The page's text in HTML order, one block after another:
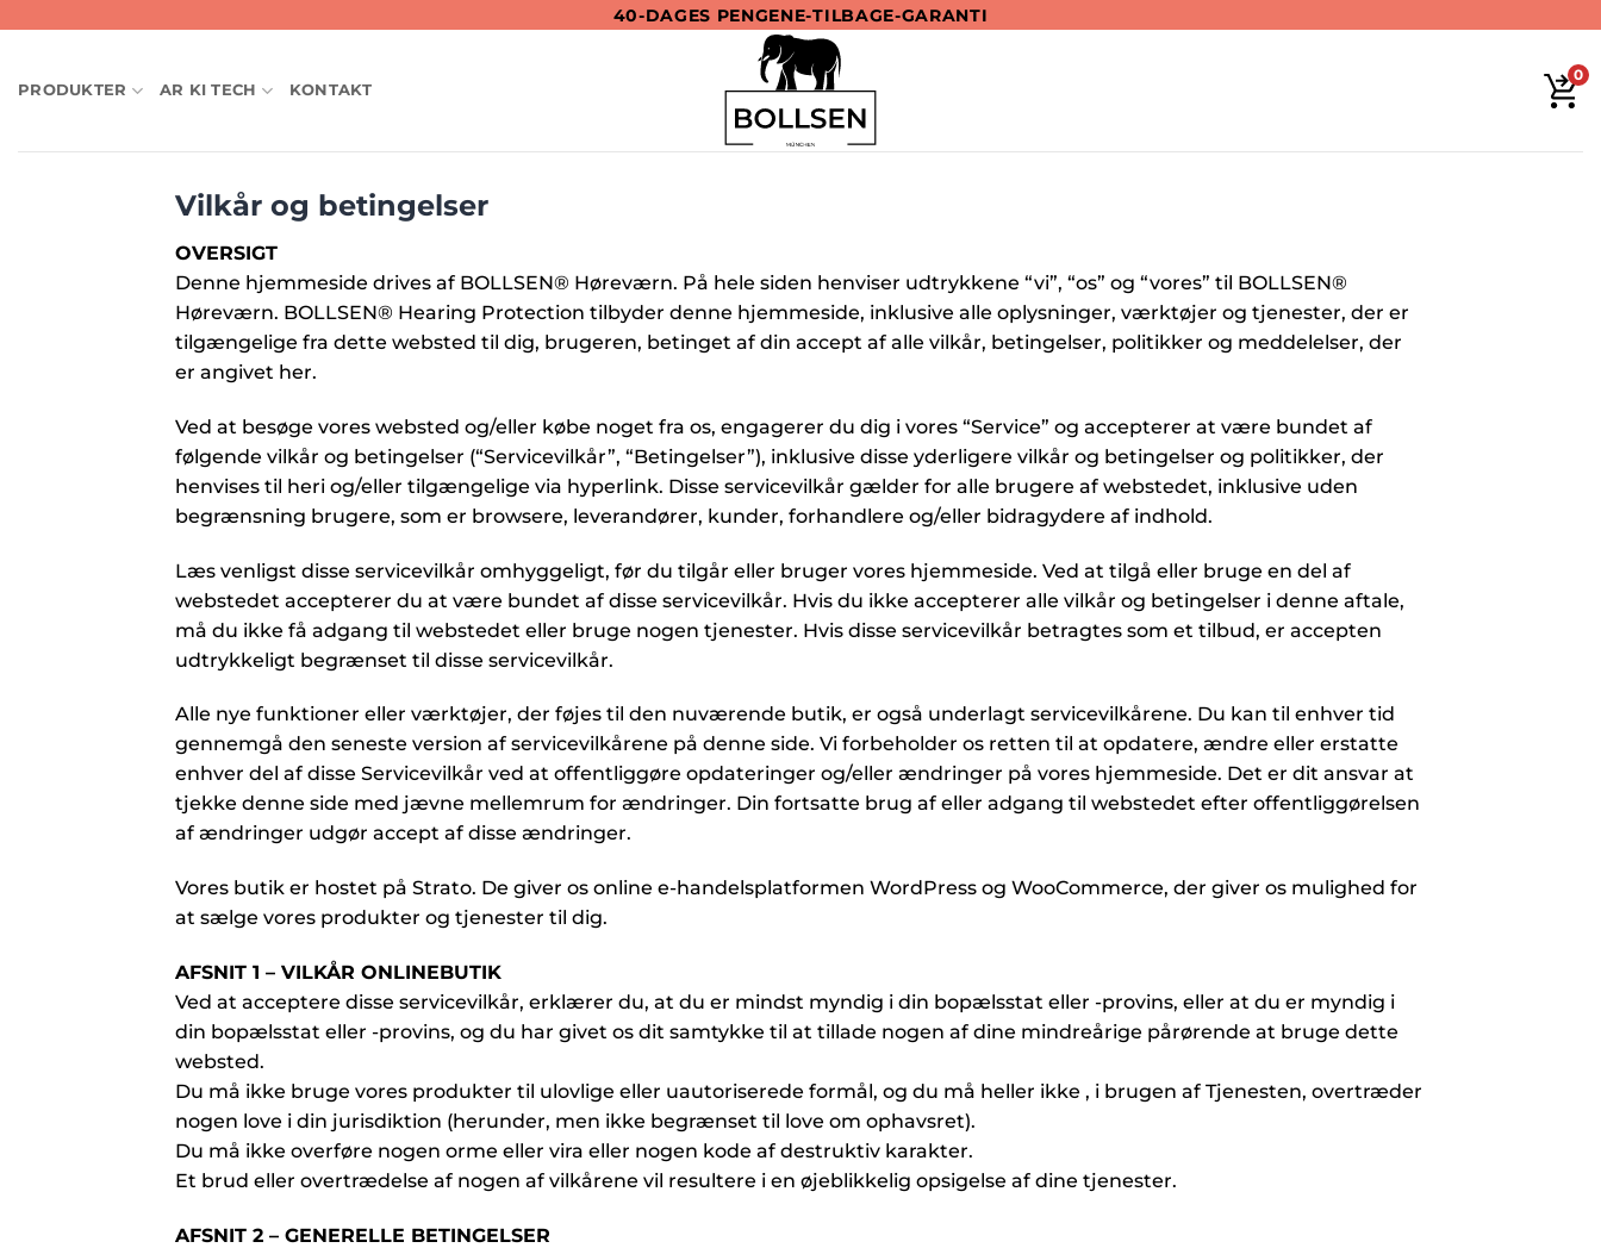
GRATIS FORSENDELSE
40-DAGES PENGENE-TILBAGE-GARANTI
BETALING MED KLARNA
PRODUKTER AR KI TECH KONTAKT
0
Vilkår og betingelser
OVERSIGT
Denne hjemmeside drives af BOLLSEN® Høreværn. På hele siden henviser udtrykkene “vi”, “os” og “vores” til BOLLSEN®
Høreværn. BOLLSEN® Hearing Protection tilbyder denne hjemmeside, inklusive alle oplysninger, værktøjer og tjenester, der er
tilgængelige fra dette websted til dig, brugeren, betinget af din accept af alle vilkår, betingelser, politikker og meddelelser, der
er angivet her.
Ved at besøge vores websted og/eller købe noget fra os, engagerer du dig i vores “Service” og accepterer at være bundet af
følgende vilkår og betingelser (“Servicevilkår”, “Betingelser”), inklusive disse yderligere vilkår og betingelser og politikker, der
henvises til heri og/eller tilgængelige via hyperlink. Disse servicevilkår gælder for alle brugere af webstedet, inklusive uden
begrænsning brugere, som er browsere, leverandører, kunder, forhandlere og/eller bidragydere af indhold.
Læs venligst disse servicevilkår omhyggeligt, før du tilgår eller bruger vores hjemmeside. Ved at tilgå eller bruge en del af
webstedet accepterer du at være bundet af disse servicevilkår. Hvis du ikke accepterer alle vilkår og betingelser i denne aftale,
må du ikke få adgang til webstedet eller bruge nogen tjenester. Hvis disse servicevilkår betragtes som et tilbud, er accepten
udtrykkeligt begrænset til disse servicevilkår.
Alle nye funktioner eller værktøjer, der føjes til den nuværende butik, er også underlagt servicevilkårene. Du kan til enhver tid
gennemgå den seneste version af servicevilkårene på denne side. Vi forbeholder os retten til at opdatere, ændre eller erstatte
enhver del af disse Servicevilkår ved at offentliggøre opdateringer og/eller ændringer på vores hjemmeside. Det er dit ansvar at
tjekke denne side med jævne mellemrum for ændringer. Din fortsatte brug af eller adgang til webstedet efter offentliggørelsen
af ændringer udgør accept af disse ændringer.
Vores butik er hostet på Strato. De giver os online e-handelsplatformen WordPress og WooCommerce, der giver os mulighed for
at sælge vores produkter og tjenester til dig.
AFSNIT 1 – VILKÅR ONLINEBUTIK
Ved at acceptere disse servicevilkår, erklærer du, at du er mindst myndig i din bopælsstat eller -provins, eller at du er myndig i
din bopælsstat eller -provins, og du har givet os dit samtykke til at tillade nogen af dine mindreårige pårørende at bruge dette
websted.
Du må ikke bruge vores produkter til ulovlige eller uautoriserede formål, og du må heller ikke , i brugen af Tjenesten, overtræder
nogen love i din jurisdiktion (herunder, men ikke begrænset til love om ophavsret).
Du må ikke overføre nogen orme eller vira eller nogen kode af destruktiv karakter.
Et brud eller overtrædelse af nogen af vilkårene vil resultere i en øjeblikkelig opsigelse af dine tjenester.
AFSNIT 2 – GENERELLE BETINGELSER